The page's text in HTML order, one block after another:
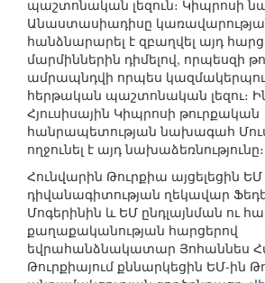
պաշտոնական լեզուն։ Կիպրոսի
Անաստասիադիսը
հանձնարարել է զբաղվել այդ
մարմիններին դիմելով, որպեսզի
ամրապնդվի որպես
հերթական պաշտոնական լեզու։
Հյուսիսային Կիպրոսի թուրքական
հանրապետության նախագահ
ողջունել է այդ նախաձեռնությունը։
Հունվարին Թուրքիա այցելեցին ԵՄ
դիվանագիտության ղեկավար
Մոգերինին և ԵՄ ընդլայնման ու
քաղաքականության հարցերով
եվրահանձնակատար Յոհաննես
Թուրքիայում քննարկեցին ԵՄ-ին